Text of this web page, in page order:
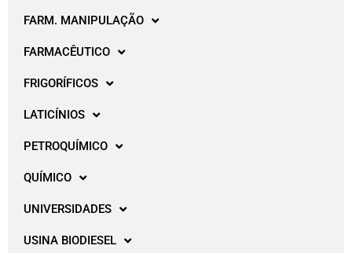
FARM. MANIPULAÇÃO
FARMACÊUTICO
FRIGORÍFICOS
LATICÍNIOS
PETROQUÍMICO
QUÍMICO
UNIVERSIDADES
USINA BIODIESEL